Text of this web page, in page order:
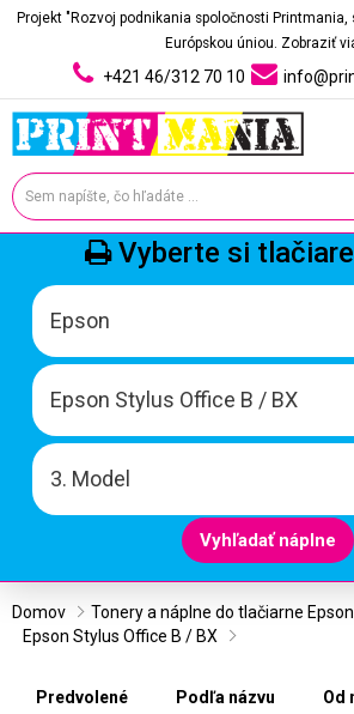
Projekt "Rozvoj podnikania spoločnosti Printmania,
Európskou úniou. Zobraziť
+421 46/312 70 10
Vyberte si
Epson
Epson Stylus Office B / BX
3. Model
Vyhľadať náplne
Domov
Tonery a náplne do tlačiarne Epson
Epson Stylus Office B / BX
Predvolené Podľa názvu Od